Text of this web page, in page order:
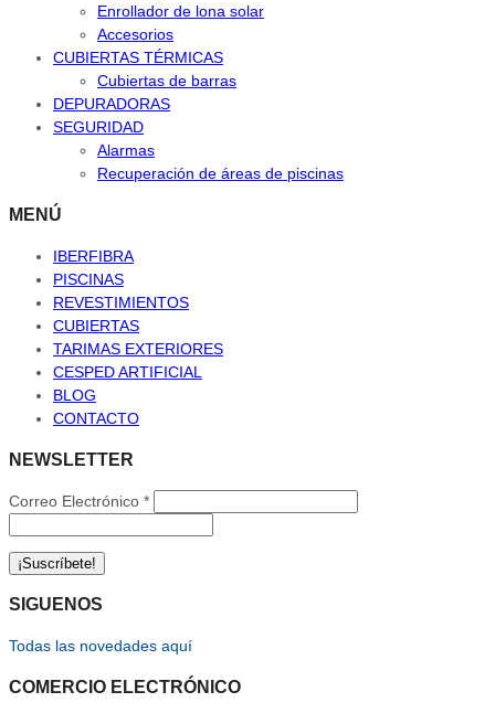
Enrollador de lona solar
Accesorios
CUBIERTAS TÉRMICAS
Cubiertas de barras
DEPURADORAS
SEGURIDAD
Alarmas
Recuperación de áreas de piscinas
MENÚ
IBERFIBRA
PISCINAS
REVESTIMIENTOS
CUBIERTAS
TARIMAS EXTERIORES
CESPED ARTIFICIAL
BLOG
CONTACTO
NEWSLETTER
Correo Electrónico *
SIGUENOS
Todas las novedades aquí
COMERCIO ELECTRÓNICO